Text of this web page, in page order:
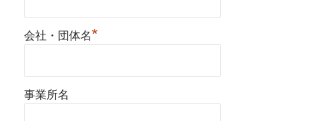
会社・団体名*
事業所名